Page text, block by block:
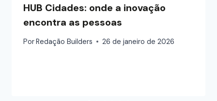
HUB Cidades: onde a inovação
encontra as pessoas
PorRedação Builders 26 de janeiro de 2026